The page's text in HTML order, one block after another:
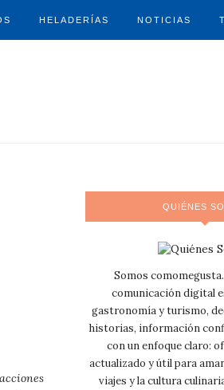
HELADERÍAS NOTICIAS
QUIÉNES
Somos
comunicación digital
gastronomía y turismo,
historias, información
con un enfoque claro:
actualizado y útil para
viajes y la cultura